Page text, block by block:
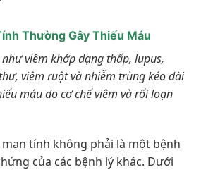
Thường Gây Thiếu Máu
viêm khớp dạng thấp, lupus,
viêm ruột và nhiễm trùng kéo dài
máu do cơ chế viêm và rối loạn
tính không phải là một bệnh
của các bệnh lý khác. Dưới